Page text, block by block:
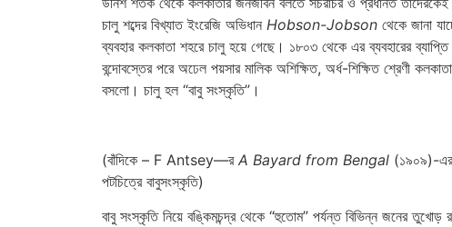
চালু শব্দের বিখ্যাত ইংরেজি অভিধান Hobson-Jobson থেকে জানা
ব্যবহার কলকাতা শহরে চালু হয়ে গেছে। ১৮০৩ থেকে এর ব্যবহারের
বন্দোবস্তের পরে অঢেল পয়সার মালিক অশিক্ষিত, অর্ধ-শিক্ষিত শ্রেণী
বসলো। চালু হল “বাবু সংস্কৃতি”।
(বাঁদিকে – F Antsey—র A Bayard from Bengal (১৯০৯)-এর
পটচিত্রে বাবুসংস্কৃতি)
বাবু সংস্কৃতি নিয়ে বঙ্কিমচন্দ্র থেকে “হুতোম” পর্যন্ত বিভিন্ন জনের